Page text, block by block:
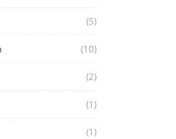
(5)
(10)
(2)
(1)
(1)